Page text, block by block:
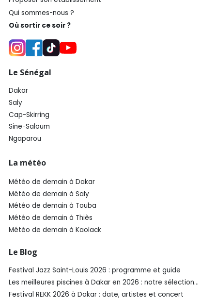
Qui sommes-nous ?
Où sortir ce soir ?
Le Sénégal
Dakar
Saly
Cap-Skirring
Sine-Saloum
Ngaparou
La météo
Météo de demain à Dakar
Météo de demain à Saly
Météo de demain à Touba
Météo de demain à Thiès
Météo de demain à Kaolack
Le Blog
Festival Jazz Saint-Louis 2026 : programme et guide
Les meilleures piscines à Dakar en 2026 : notre sélection
SénéGuide
Festival REKK 2026 à Dakar : date, artistes et concert